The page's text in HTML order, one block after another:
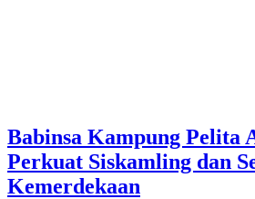
Babinsa Kampung Pelita
Perkuat Siskamling dan
Kemerdekaan